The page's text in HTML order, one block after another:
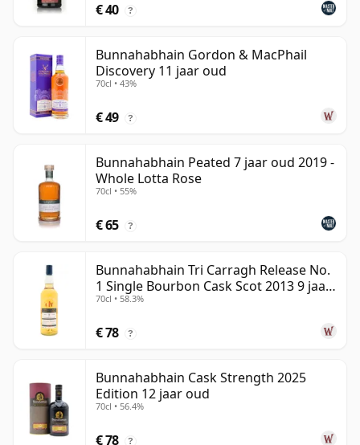
€ 40 ?
Bunnahabhain Gordon & MacPhail
Discovery 11 jaar oud
70cl • 43%
€ 49 ?
Bunnahabhain Peated 7 jaar oud 2019 -
Whole Lotta Rose
70cl • 55%
€ 65 ?
Bunnahabhain Tri Carragh Release No.
1 Single Bourbon Cask Scot 2013 9 jaar
oud
70cl • 58.3%
€ 78 ?
Bunnahabhain Cask Strength 2025
Edition 12 jaar oud
70cl • 56.4%
€ 78 ?